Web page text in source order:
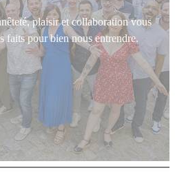
plaisir et collaboration vous
faits pour bien nous entrendre.